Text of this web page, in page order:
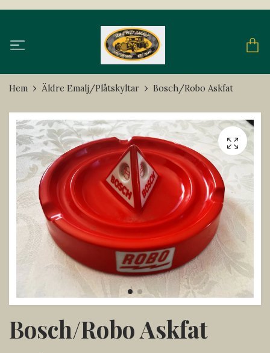
Hem Äldre Emalj/Plåtskyltar Bosch/Robo Askfat
Bosch/Robo Askfat